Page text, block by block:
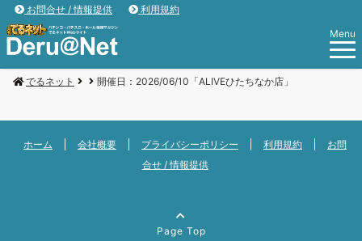
お問合せ / 情報提供
利用規約
Menu
でるネット 開催日：2026/06/10「ALIVEひたちなか店」
ホーム 会社概要 プライバシーポリシー 利用規約
お問
合せ / 情報提供
Page Top